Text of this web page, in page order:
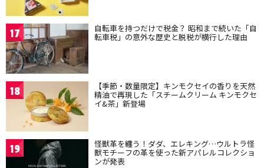
17 自転車を持つだけで税金？ 昭和まで続いた「自
転車税」の意外な歴史と脱税が横行した理由
18 【季節・数量限定】キンモクセイの香りを天然
精油で再現した「スチームクリーム キンモクセ
イ&茶」新登場
19 怪獣革を纏う！ダダ、エレキング…ウルトラ怪
獣モチーフの革を使った新アパレルコレクショ
ンが発表